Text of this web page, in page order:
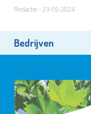
Redactie - 23-05-2024
Bedrijven